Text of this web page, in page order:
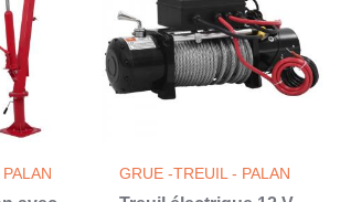
GRUE -TREUIL - PALAN